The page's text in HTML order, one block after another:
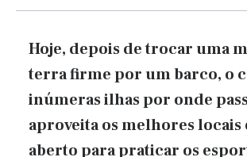
Hoje, depois de trocar uma
terra firme por um barco, o
inúmeras ilhas por onde
aproveita os melhores locais
aberto para praticar os